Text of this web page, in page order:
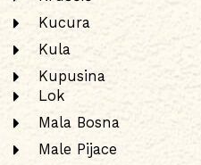
Kucura
Kula
Kupusina
Lok
Mala Bosna
Male Pijace